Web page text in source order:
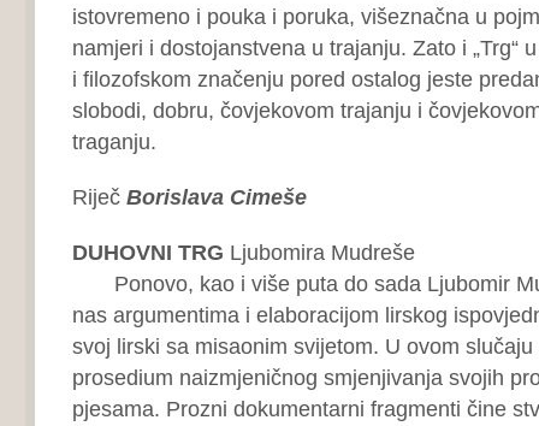
istovremeno i pouka i poruka, višeznačna u
namjeri i dostojanstvena u trajanju. Zato i „Trg“
i filozofskom značenju pored ostalog jeste
slobodi, dobru, čovjekovom trajanju i
traganju.
Riječ Borislava Cimeše
DUHOVNI TRG Ljubomira Mudreše
Ponovo, kao i više puta do sada Ljubomir
nas argumentima i elaboracijom lirskog
svoj lirski sa misaonim svijetom. U ovom slučaju
prosedium naizmjeničnog smjenjivanja svojih
pjesama. Prozni dokumentarni fragmenti čine